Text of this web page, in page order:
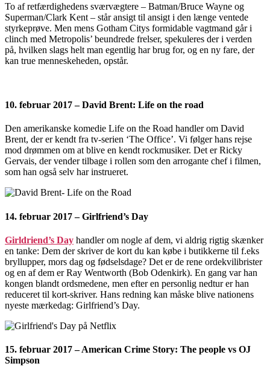
To af retfærdighedens sværvægtere – Batman/Bruce Wayne og
Superman/Clark Kent – står ansigt til ansigt i den længe ventede
styrkeprøve. Men mens Gotham Citys formidable vagtmand går i
clinch med Metropolis’ beundrede frelser, spekuleres der i verden
på, hvilken slags helt man egentlig har brug for, og en ny fare, der
kan true menneskeheden, opstår.
10. februar 2017 – David Brent: Life on the road
Den amerikanske komedie Life on the Road handler om David
Brent, der er kendt fra tv-serien ‘The Office’. Vi følger hans rejse
mod drømmen om at blive en kendt rockmusiker. Det er Ricky
Gervais, der vender tilbage i rollen som den arrogante chef i filmen,
som han også selv har instrueret.
14. februar 2017 – Girlfriend’s Day
Girldriend’s Day handler om nogle af dem, vi aldrig rigtig skænker
en tanke: Dem der skriver de kort du kan købe i butikkerne til f.eks
bryllupper, mors dag og fødselsdage? Det er de rene ordekvilibrister
og en af dem er Ray Wentworth (Bob Odenkirk). En gang var han
kongen blandt ordsmedene, men efter en personlig nedtur er han
reduceret til kort-skriver. Hans redning kan måske blive nationens
nyeste mærkedag: Girlfriend’s Day.
15. februar 2017 – American Crime Story: The people vs OJ
Simpson